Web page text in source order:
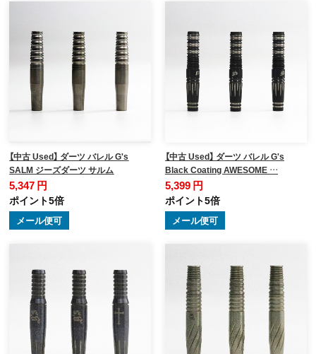
【中古 Used】 ダーツ バレル G's
SALM ジーズダーツ サルム
5,347 円
ポイント5倍
メール便可
【中古 Used】 ダーツ バレル G's
Black Coating AWESOME …
5,399 円
ポイント5倍
メール便可